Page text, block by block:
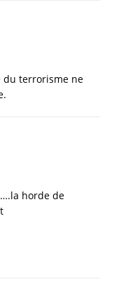
du terrorisme ne
horde de